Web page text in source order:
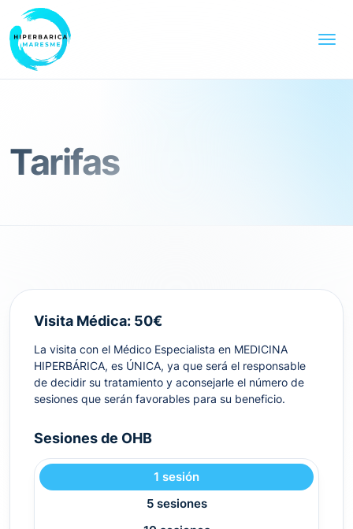
Tarifas
Visita Médica: 50€
La visita con el Médico Especialista en MEDICINA
HIPERBÁRICA, es ÚNICA, ya que será el responsable
de decidir su tratamiento y aconsejarle el número de
sesiones que serán favorables para su beneficio.
Sesiones de OHB
1 sesión
5 sesiones